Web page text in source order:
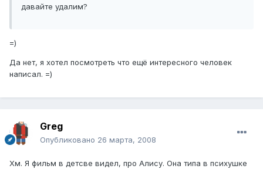
давайте удалим?
=)
Да нет, я хотел посмотреть что ещё интересного человек
написал. =)
Greg
Опубликовано 26 марта, 2008
Хм. Я фильм в детсве видел, про Алису. Она типа в психушке